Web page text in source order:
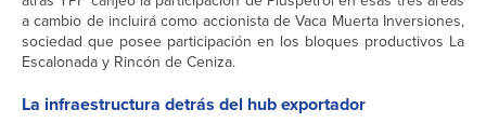
a cambio de incluirá como accionista de Vaca Muerta Inversiones,
sociedad que posee participación en los bloques productivos La
Escalonada y Rincón de Ceniza.
La infraestructura detrás del hub exportador